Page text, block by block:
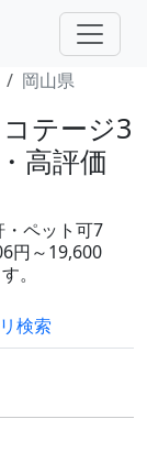
岡山県
テージ3
高評価
ペット可7
円～19,600
。
検索